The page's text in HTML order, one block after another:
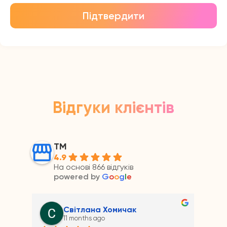
Підтвердити
Відгуки клієнтів
ТМ
4.9
На основі 866 відгуків
powered by Google
Андрій Прайс
11 months ago